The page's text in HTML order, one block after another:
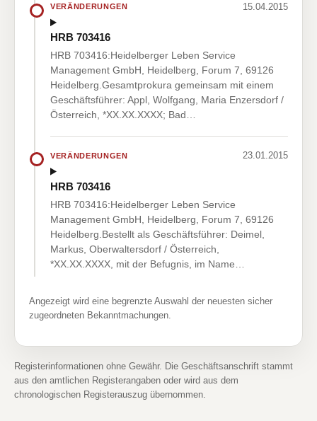
VERÄNDERUNGEN 15.04.2015
HRB 703416
HRB 703416:Heidelberger Leben Service
Management GmbH, Heidelberg, Forum 7, 69126
Heidelberg.Gesamtprokura gemeinsam mit einem
Geschäftsführer: Appl, Wolfgang, Maria Enzersdorf /
Österreich, *XX.XX.XXXX; Bad…
VERÄNDERUNGEN 23.01.2015
HRB 703416
HRB 703416:Heidelberger Leben Service
Management GmbH, Heidelberg, Forum 7, 69126
Heidelberg.Bestellt als Geschäftsführer: Deimel,
Markus, Oberwaltersdorf / Österreich,
*XX.XX.XXXX, mit der Befugnis, im Name…
Angezeigt wird eine begrenzte Auswahl der neuesten sicher
zugeordneten Bekanntmachungen.
Registerinformationen ohne Gewähr. Die Geschäftsanschrift stammt
aus den amtlichen Registerangaben oder wird aus dem
chronologischen Registerauszug übernommen.